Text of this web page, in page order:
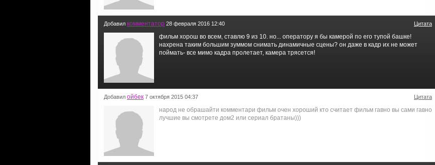
Добавил комментатор 28 февраля 2016 12:40 Цитата
фильм хорош во всем, ставлю 9 из 10. но... оператору я бы камерой по его тупой башке!
нахрена таким большим зуммом снимать динамичные сцены? он даже в кадр их не может
поймать- все мимо кадра пролетает, камера трясется!
Добавил ойбек 7 октября 2015 04:37 Цитата
народ не обрашайти комментари фильм очен хороший кто считает фильм гавно вы сами гавно
лучшие вы смотрете дом2 или сериал братаны)))